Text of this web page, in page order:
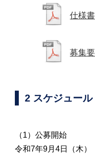
仕様書
募集
2 スケジュール
（1）公募開始
令和7年9月4日（木）